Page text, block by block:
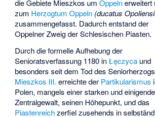
die Gebiete Mieszkos umOppelnerweitert
zum Herzogtum Oppeln (ducatus
zusammengefasst. Dadurch entstand der
Oppelner Zweig der Schlesischen Piasten.
Durch die formelle Aufhebung der
Senioratsverfassung 1180 inŁęczyca und
besonders seit dem Tod des Seniorherzogs
Mieszkos III. erreichte der Partikularismus
Polen, mangels einer starken und
Zentralgewalt, seinen Höhepunkt, und das
Piastenreichzerfiel zusehends in